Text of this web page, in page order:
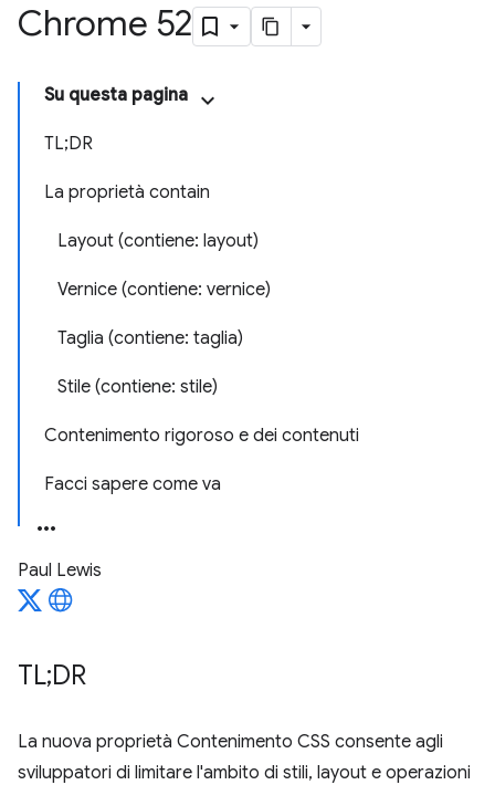
Chrome 52
Su questa pagina
TL;DR
La proprietà contain
Layout (contiene: layout)
Vernice (contiene: vernice)
Taglia (contiene: taglia)
Stile (contiene: stile)
Contenimento rigoroso e dei contenuti
Facci sapere come va
Paul Lewis
TL;DR
La nuova proprietà Contenimento CSS consente agli
sviluppatori di limitare l'ambito di stili, layout e operazioni